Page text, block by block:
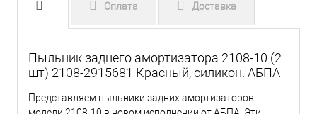
Оплата Доставка
Пыльник заднего амортизатора 2108-10 (2
шт) 2108-2915681 Красный, силикон. АБПА
Представляем пыльники задних амортизаторов